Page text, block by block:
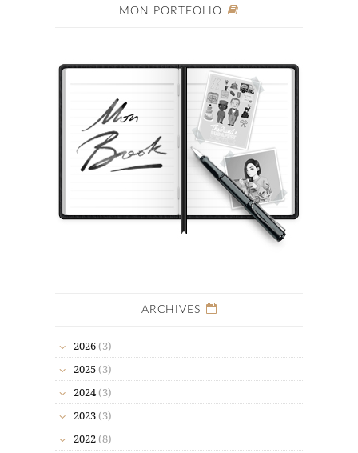
MON PORTFOLIO
ARCHIVES
2026 (3)
2025 (3)
2024 (3)
2023 (3)
2022 (8)